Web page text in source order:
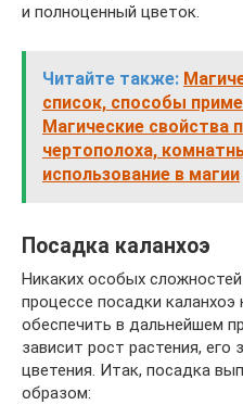
и полноценный цветок.
Читайте также:
список, способы
Магические свойства
чертополоха,
использование в магии
Посадка каланхоэ
Никаких особых
процессе посадки каланхоэ
обеспечить в дальнейшем
зависит рост растения, его
цветения. Итак, посадка
образом: